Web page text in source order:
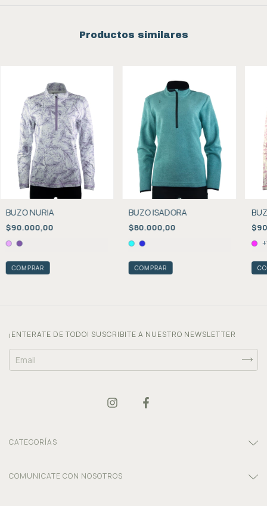
Productos similares
BUZO NURIA
$90.000,00
COMPRAR
BUZO ISADORA
$80.000,00
COMPRAR
¡ENTERATE DE TODO! SUSCRIBITE A NUESTRO NEWSLETTER
CATEGORÍAS
COMUNICATE CON NOSOTROS